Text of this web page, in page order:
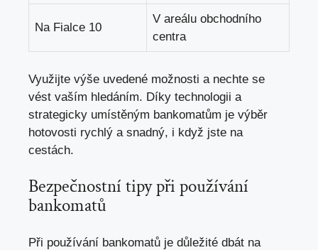
Na Fialce 10
V areálu obchodního
centra
Využijte výše uvedené možnosti a nechte se
vést vaším hledáním. Díky technologii a
strategicky umístěným bankomatům je výběr
hotovosti rychlý a snadný, i když jste na
cestách.
Bezpečnostní tipy při používání
bankomatů
Při používání bankomatů je důležité dbát na